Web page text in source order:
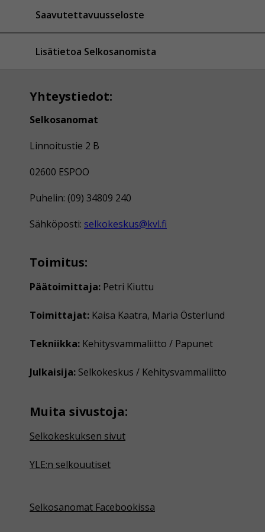
Saavutettavuusseloste
Lisätietoa Selkosanomista
Yhteystiedot:
Selkosanomat
Linnoitustie 2 B
02600 ESPOO
Puhelin: (09) 34809 240
Sähköposti: selkokeskus@kvl.fi
Toimitus:
Päätoimittaja: Petri Kiuttu
Toimittajat: Kaisa Kaatra, Maria Österlund
Tekniikka: Kehitysvammaliitto / Papunet
Julkaisija: Selkokeskus / Kehitysvammaliitto
Muita sivustoja:
Selkokeskuksen sivut
YLE:n selkouutiset
Selkosanomat Facebookissa